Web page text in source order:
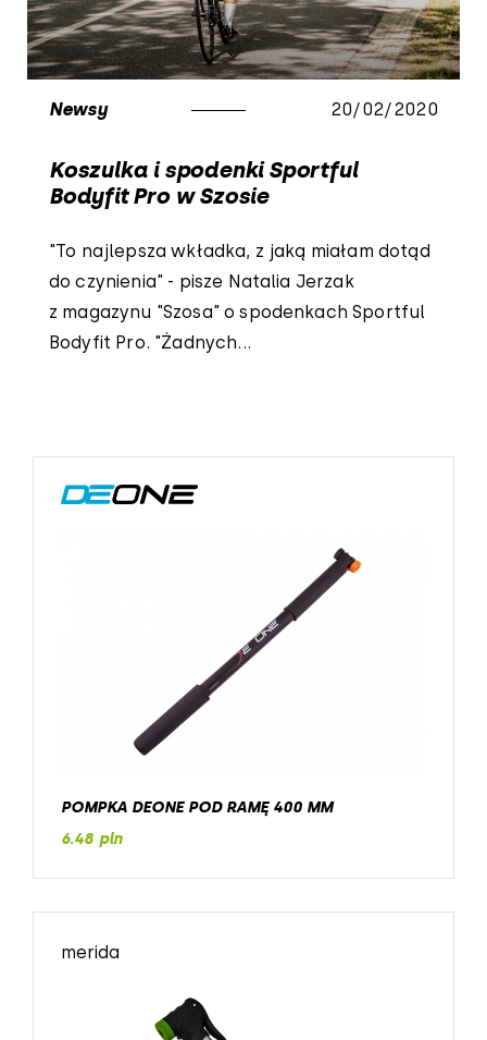
Newsy 20/02/2020
Koszulka i spodenki Sportful
Bodyfit Pro w Szosie
"To najlepsza wkładka, z jaką miałam dotąd
do czynienia" - pisze Natalia Jerzak
z magazynu "Szosa" o spodenkach Sportful
Bodyfit Pro. "Żadnych...
POMPKA DEONE POD RAMĘ 400 MM
6.48 pln
merida